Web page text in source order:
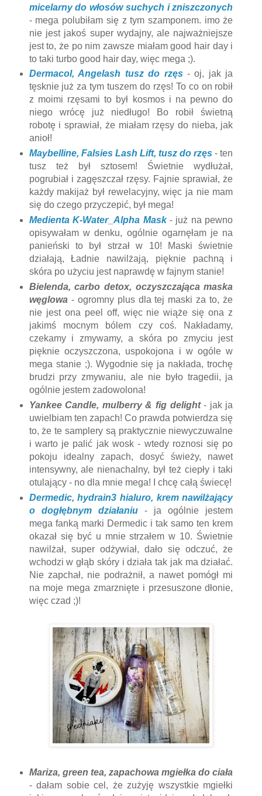
micelarny do włosów suchych i zniszczonych
- mega polubiłam się z tym szamponem. imo że
nie jest jakoś super wydajny, ale najważniejsze
jest to, że po nim zawsze miałam good hair day i
to taki turbo good hair day, więc mega ;).
Dermacol, Angelash tusz do rzęs- oj, jak ja
tęsknie już za tym tuszem do rzęs! To co on robił
z moimi rzęsami to był kosmos i na pewno do
niego wrócę już niedługo! Bo robił świetną
robotę i sprawiał, że miałam rzęsy do nieba, jak
anioł!
Maybelline, Falsies Lash Lift, tusz do rzęs - ten
tusz też był sztosem! Świetnie wydłużał,
pogrubiał i zagęszczał rzęsy. Fajnie sprawiał, że
każdy makijaż był rewelacyjny, więc ja nie mam
się do czego przyczepić, był mega!
Medienta K-Water_Alpha Mask- już na pewno
opisywałam w denku, ogólnie ogarnęłam je na
panieński to był strzał w 10! Maski świetnie
działają, Ładnie nawilżają, pięknie pachną i
skóra po użyciu jest naprawdę w fajnym stanie!
Bielenda, carbo detox, oczyszczająca maska
węglowa - ogromny plus dla tej maski za to, że
nie jest ona peel off, więc nie wiąże się ona z
jakimś mocnym bólem czy coś. Nakładamy,
czekamy i zmywamy, a skóra po zmyciu jest
pięknie oczyszczona, uspokojona i w ogóle w
mega stanie ;). Wygodnie się ja nakłada, trochę
brudzi przy zmywaniu, ale nie było tragedii, ja
ogólnie jestem zadowolona!
Yankee Candle, mulberry & fig delight- jak ja
uwielbiam ten zapach! Co prawda potwierdza się
to, że te samplery są praktycznie niewyczuwalne
i warto je palić jak wosk - wtedy roznosi się po
pokoju idealny zapach, dosyć świeży, nawet
intensywny, ale nienachalny, był też ciepły i taki
otulający - no dla mnie mega! I chcę całą świecę!
Dermedic, hydrain3 hialuro, krem nawilżający
o dogłębnym działaniu- ja ogólnie jestem
mega fanką marki Dermedic i tak samo ten krem
okazał się być u mnie strzałem w 10. Świetnie
nawilżał, super odżywiał, dało się odczuć, że
wchodzi w głąb skóry i działa tak jak ma działać.
Nie zapchał, nie podrażnił, a nawet pomógł mi
na moje mega zmarznięte i przesuszone dłonie,
więc czad ;)!
Mariza, green tea, zapachowa mgiełka do ciała
- dałam sobie cel, że zużyję wszystkie mgiełki